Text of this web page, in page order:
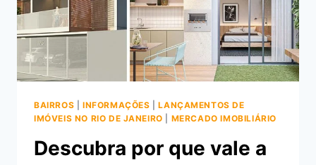
BAIRROS INFORMAÇÕES |LANÇAMENTOS DE
IMÓVEIS NO RIO DE JANEIRO
MERCADO IMOBILIÁRIO
Descubra por que vale a